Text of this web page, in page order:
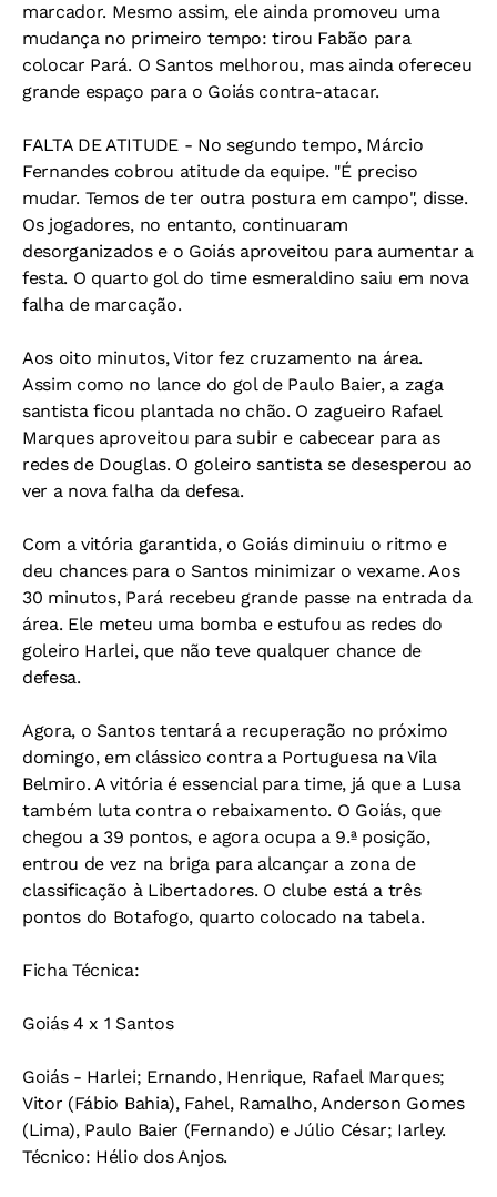
marcador. Mesmo assim, ele ainda promoveu uma
mudança no primeiro tempo: tirou Fabão para
colocar Pará. O Santos melhorou, mas ainda ofereceu
grande espaço para o Goiás contra-atacar.
FALTA DE ATITUDE - No segundo tempo, Márcio
Fernandes cobrou atitude da equipe. "É preciso
mudar. Temos de ter outra postura em campo", disse.
Os jogadores, no entanto, continuaram
desorganizados e o Goiás aproveitou para aumentar a
festa. O quarto gol do time esmeraldino saiu em nova
falha de marcação.
Aos oito minutos, Vitor fez cruzamento na área.
Assim como no lance do gol de Paulo Baier, a zaga
santista ficou plantada no chão. O zagueiro Rafael
Marques aproveitou para subir e cabecear para as
redes de Douglas. O goleiro santista se desesperou ao
ver a nova falha da defesa.
Com a vitória garantida, o Goiás diminuiu o ritmo e
deu chances para o Santos minimizar o vexame. Aos
30 minutos, Pará recebeu grande passe na entrada da
área. Ele meteu uma bomba e estufou as redes do
goleiro Harlei, que não teve qualquer chance de
defesa.
Agora, o Santos tentará a recuperação no próximo
domingo, em clássico contra a Portuguesa na Vila
Belmiro. A vitória é essencial para time, já que a Lusa
também luta contra o rebaixamento. O Goiás, que
chegou a 39 pontos, e agora ocupa a 9.ª posição,
entrou de vez na briga para alcançar a zona de
classificação à Libertadores. O clube está a três
pontos do Botafogo, quarto colocado na tabela.
Ficha Técnica:
Goiás 4 x 1 Santos
Goiás - Harlei; Ernando, Henrique, Rafael Marques;
Vitor (Fábio Bahia), Fahel, Ramalho, Anderson Gomes
(Lima), Paulo Baier (Fernando) e Júlio César; Iarley.
Técnico: Hélio dos Anjos.